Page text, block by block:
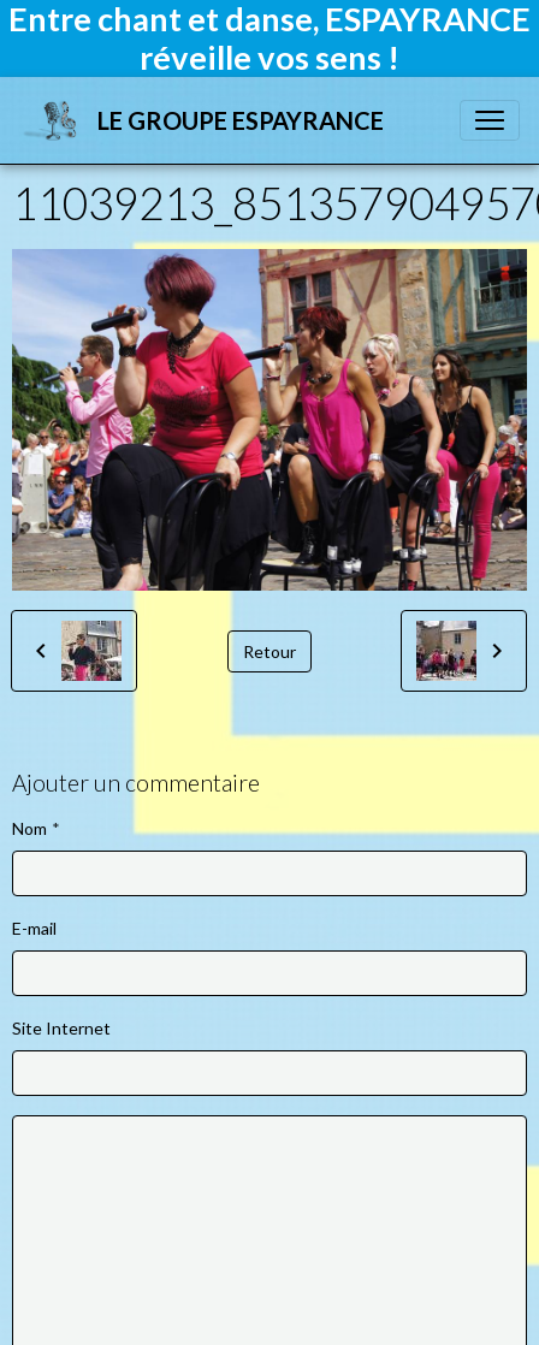
Entre chant et danse, ESPAYRANCE
réveille vos sens !
LE GROUPE ESPAYRANCE
Retour
Ajouter un commentaire
Nom
E-mail
Site Internet